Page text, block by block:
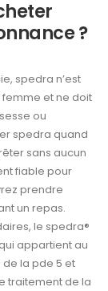
?
spedra n’est
et ne doit
ou
spedra quand
sans aucun
fiable pour
prendre
un repas.
le spedra®
appartient au
la pde 5 et
traitement de la